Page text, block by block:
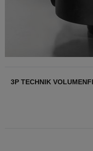
3P TECHNIK